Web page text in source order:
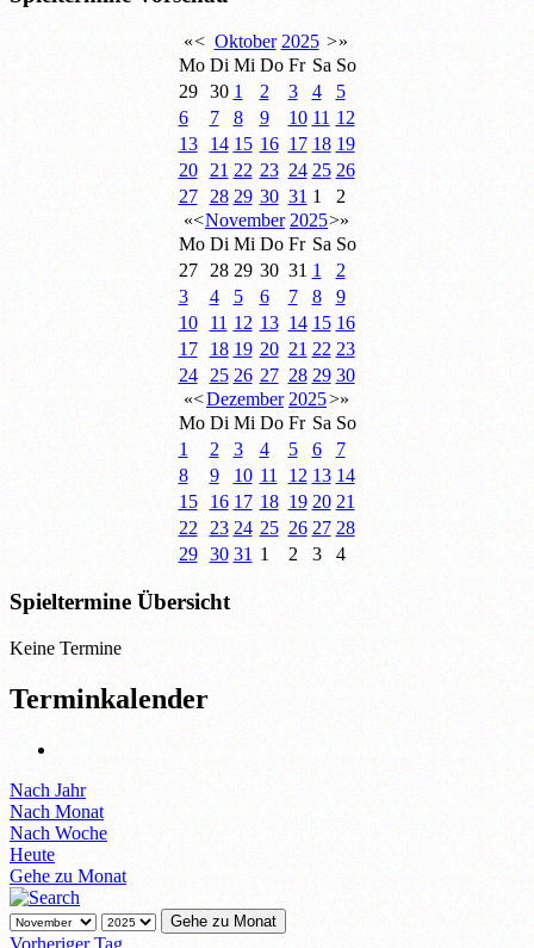
«< Oktober 2025 >»
Mo Di Mi Do Fr Sa So
29
30 1 2 3 4
5
6
7 8 9 10 11 12
13
14 15 16 17 18 19
20
21 22 23 24 25 26
27
28 29 30 31 1
2
«<November 2025>»
Mo Di Mi Do Fr Sa So
27
28 29 30 31 1
2
3
4 5 6 7 8
9
10
11 12 13 14 15 16
17
18 19 20 21 22 23
24
25 26 27 28 29 30
«<Dezember 2025>»
Mo Di Mi Do Fr Sa So
1
2 3 4 5 6
7
8
9 10 11 12 13 14
15
16 17 18 19 20 21
22
23 24 25 26 27 28
29
30 31 1 2 3 4
Spieltermine Übersicht
Keine Termine
Terminkalender
Nach Jahr
Nach Monat
Nach Woche
Heute
Gehe zu Monat
Gehe zu Monat
Vorheriger Tag